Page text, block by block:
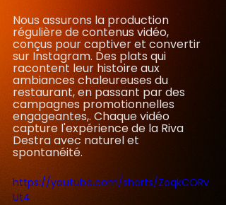
Nous assurons la production
régulière de contenus vidéo,
conçus pour captiver et convertir
sur Instagram. Des plats qui
racontent leur histoire aux
ambiances chaleureuses du
restaurant, en passant par des
campagnes promotionnelles
engageantes,. Chaque vidéo
capture l'expérience de la Riva
Destra avec naturel et
spontanéité.
https://youtube.com/shorts/ZoqkCORv
Ut4